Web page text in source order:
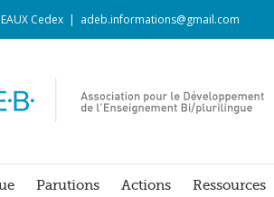
Cedex | adeb.informations@gmail.com
Parutions Actions Ressources